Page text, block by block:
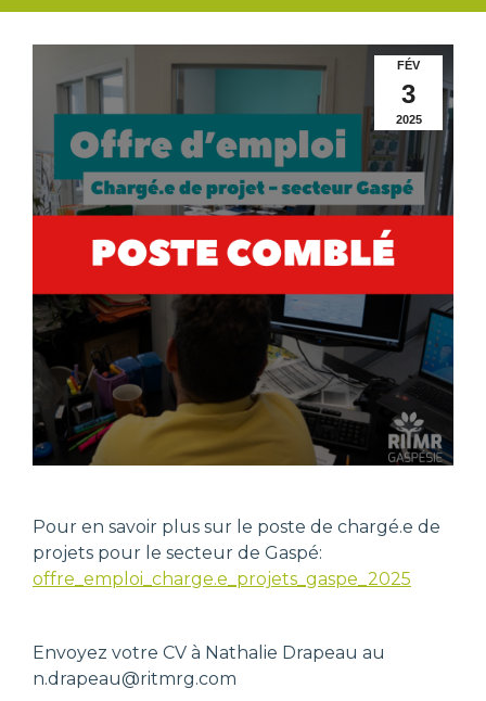
FÉV
3
2025
Pour en savoir plus sur le poste de chargé.e de
projets pour le secteur de Gaspé:
offre_emploi_charge.e_projets_gaspe_2025
Envoyez votre CV à Nathalie Drapeau au
n.drapeau@ritmrg.com